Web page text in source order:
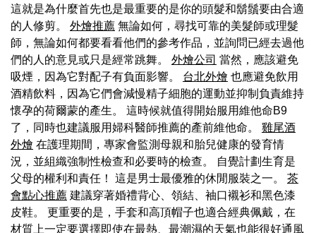
這就是為什麼首先也是最重要的是你的頭髮和鬍鬚要由合適
的人修剪。 外燴推薦 無論如何，尋找可靠的美髮師或理髮
師，無論如何都要看看他們的參考作品，並詢問已經去過他
們的人的意見或只是經常跳舞。 外燴公司 當然，應該避免
吸煙，因為它對配子有負面影響。 台北外燴 也應避免飲用
酒精飲料，因為它們會減慢精子細胞的運動並抑制負責維持
懷孕的荷爾蒙的產生。 這時候就值得開始服用維他命B9
了，同時也建議服用婦科醫師推薦的產前維他命。 雞尾酒
外燴 在護理期間，專家會監測母親和胎兒健康的發育情
況，並組織強制性檢查和必要時的檢查。 自覺計劃生育是
父母的權利和責任！ 這是男士最優雅的休閒服裝之一。 茶
會點心推薦 建議穿著婚禮背心、領結、袖口襯衫和黑色漆
皮鞋。 更重要的是，手套和高頂帽子也適合經典佩戴，在
材質上一定要選擇即使在最熱、最潮濕的天氣也能很好通風